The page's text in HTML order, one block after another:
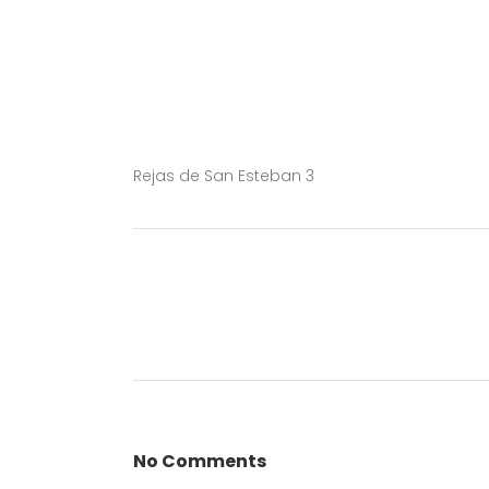
Rejas de San Esteban 3
No Comments